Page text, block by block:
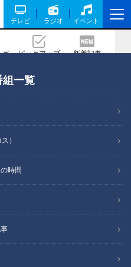
テレビ ラジオ イベント
グ ピックアップ 新着記事
組一覧
）
時間
トキャンペーン